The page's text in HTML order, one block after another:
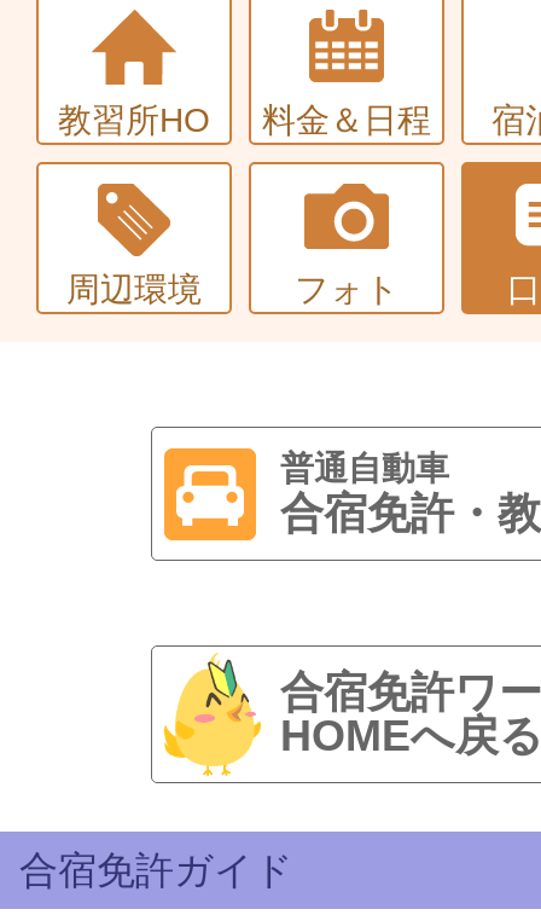
教習所HO 料金＆日程 宿
周辺環境 フォト
普通自動車
合宿免許・
合宿免許ワ
HOMEへ戻
合宿免許ガイド